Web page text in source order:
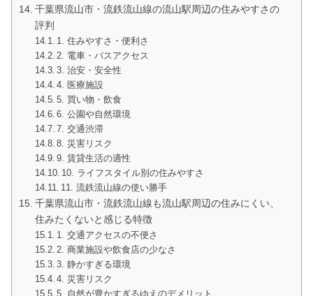
千葉県流山市・流鉄流山線の流山駅周辺の住みやすさの
評判
1. 住みやすさ・便利さ
2. 電車・バスアクセス
3. 治安・安全性
4. 医療施設
5. 買い物・飲食
6. 公園や自然環境
7. 交通渋滞
8. 災害リスク
9. 賃貸生活の適性
10. ライフスタイル別の住みやすさ
11. 流鉄流山線の使い勝手
千葉県流山市・流鉄流山線も流山駅周辺の住みにくい、
住みたくないと感じる特徴
1. 交通アクセスの不便さ
2. 商業施設や飲食店の少なさ
3. 静かすぎる環境
4. 災害リスク
5. 自然が豊かすぎるゆえのデメリット